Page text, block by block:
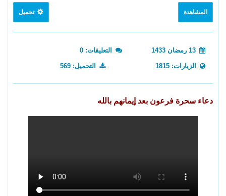
المشاهدة تحميل
التعليقات: 0
الزيارات: 1815 التحميل: 569
دعاء سحرة فرعون بعد إيمانهم بالله